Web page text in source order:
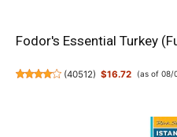
Fodor's Essential Turkey
(40512) $16.72 (as of 08/